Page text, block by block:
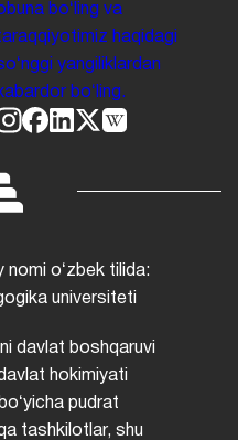
boʻling va
haqidagi
yangiliklardan
boʻling.
nomi oʻzbek tilida:
universiteti
davlat boshqaruvi
hokimiyati
pudrat
tashkilotlar, shu